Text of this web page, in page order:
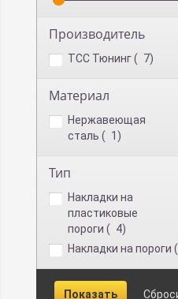
Производитель
TCC Тюнинг ( 7)
Материал
Нержавеющая
сталь ( 1 )
Тип
Накладки на
пластиковые
пороги ( 4)
Накладки на пороги (